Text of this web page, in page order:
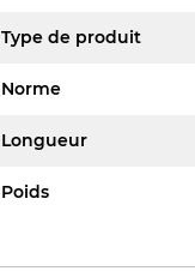
Type de produit
Norme
Longueur
Poids